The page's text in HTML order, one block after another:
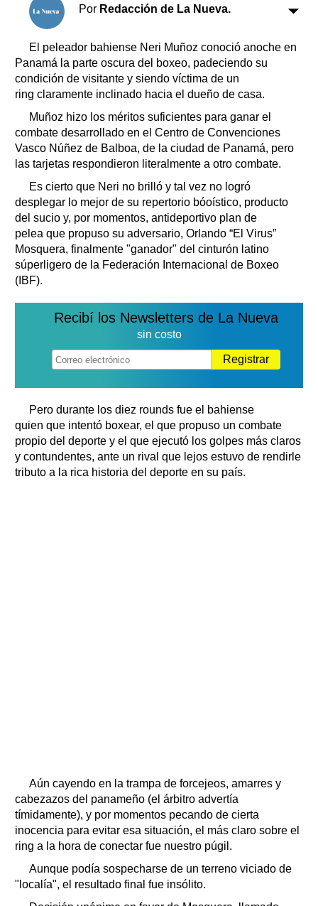
Fúnebres
Horóscopo
Suplementos
Servicios
Farmacias
Transportes
Loterías
Datos Útiles
Edictos
Teléfonos de urgencia
Por Redacción de La Nueva.
El peleador bahiense Neri Muñoz conoció anoche en
Panamá la parte oscura del boxeo, padeciendo su
condición de visitante y siendo víctima de un
ring claramente inclinado hacia el dueño de casa.
Muñoz hizo los méritos suficientes para ganar el
combate desarrollado en el Centro de Convenciones
Vasco Núñez de Balboa, de la ciudad de Panamá, pero
las tarjetas respondieron literalmente a otro combate.
Es cierto que Neri no brilló y tal vez no logró
desplegar lo mejor de su repertorio bóoístico, producto
del sucio y, por momentos, antideportivo plan de
pelea que propuso su adversario, Orlando “El Virus”
Mosquera, finalmente "ganador" del cinturón latino
súperligero de la Federación Internacional de Boxeo
(IBF).
Recibí los Newsletters de La Nueva
sin costo
Registrar
Pero durante los diez rounds fue el bahiense
quien que intentó boxear, el que propuso un combate
propio del deporte y el que ejecutó los golpes más claros
y contundentes, ante un rival que lejos estuvo de rendirle
tributo a la rica historia del deporte en su país.
Aún cayendo en la trampa de forcejeos, amarres y
cabezazos del panameño (el árbitro advertía
tímidamente), y por momentos pecando de cierta
inocencia para evitar esa situación, el más claro sobre el
ring a la hora de conectar fue nuestro púgil.
Aunque podía sospecharse de un terreno viciado de
"localía", el resultado final fue insólito.